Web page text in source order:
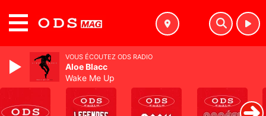
VOUS ÉCOUTEZ ODS RADIO
Aloe Blacc
Wake Me Up